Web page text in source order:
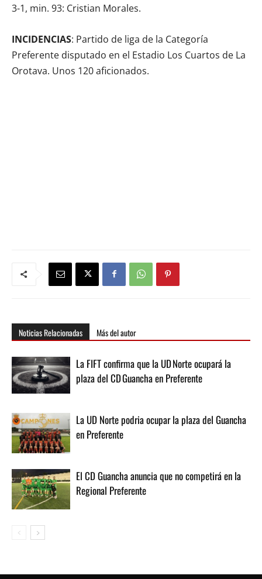
3-1, min. 93: Cristian Morales.
INCIDENCIAS: Partido de liga de la Categoría
Preferente disputado en el Estadio Los Cuartos de La
Orotava. Unos 120 aficionados.
Noticias Relacionadas Más del autor
La FIFT confirma que la UD Norte ocupará la
plaza del CD Guancha en Preferente
La UD Norte podria ocupar la plaza del Guancha
en Preferente
El CD Guancha anuncia que no competirá en la
Regional Preferente